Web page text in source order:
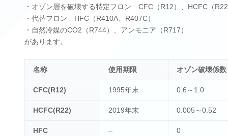
・オゾン層を破壊する特定フロン CFC（R12）、HCFC（
・代替フロン HFC（R410A、R407C）
・自然冷媒のCO2（R744）、アンモニア（R717）
があります。
名称 使用期限 オゾン破壊係数
CFC(R12) 1995年末 0.6～1.0
HCFC(R22) 2019年末 0.005～0.52
HFC
– 0